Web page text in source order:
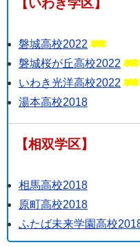
【いわき学区】
磐城高校2022
磐城桜が丘高校2022
いわき光洋高校2022
湯本高校2018
【相双学区】
相馬高校2018
原町高校2018
ふたば未来学園高校